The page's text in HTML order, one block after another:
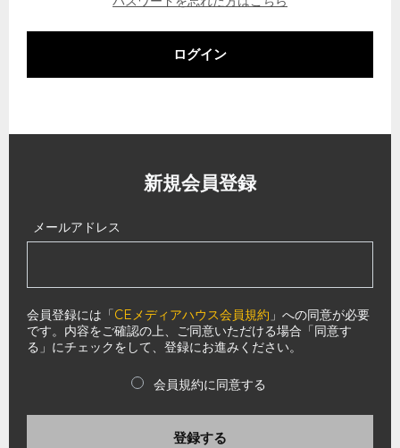
ログイン
新規会員登録
メールアドレス
会員登録には「CEメディアハウス会員規約 」への同意が必要
です。内容をご確認の上、ご同意いただける場合「同意す
る」にチェックをして、登録にお進みください。
会員規約に同意する
登録する